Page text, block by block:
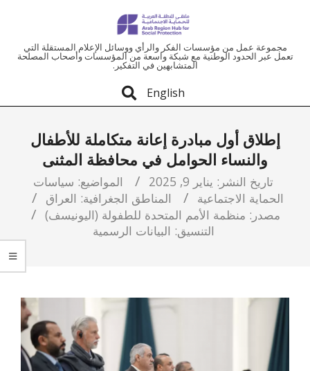
ملتقى
العربية
للحماية
الاجتماعية
مجموعة عمل من مؤسسات الفكر والرأي ووسائل الإعلام المستقلة التي
تعمل عبر الحدود الوطنية مع شبكة واسعة من المؤسسات وأصحاب المصلحة
المتشابهين في التفكير.
English
إطلاق أول مبادرة إعانة متكاملة للأطفال
والنساء الحوامل في محافظة المثنى
تاريخ النشر: يناير 9, 2025 المواضيع: سياسات
الحماية الاجتماعية
المناطق الجغرافية: العراق
مصدر: منظمة الأمم المتحدة للطفولة (اليونيسف)
التنسيق: البيانات الرسمية